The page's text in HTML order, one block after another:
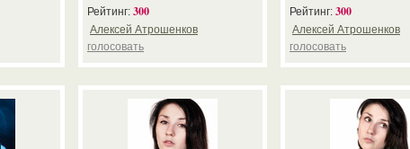
Рейтинг: 300
Алексей Атрошенков
голосовать
Рейтинг: 300
Алексей Атрошенков
голосовать